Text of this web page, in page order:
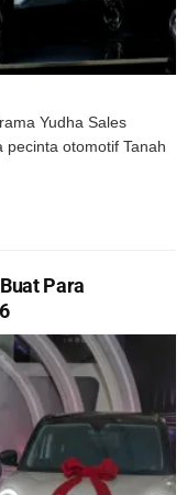
Yudha Sales
otomotif Tanah
Para